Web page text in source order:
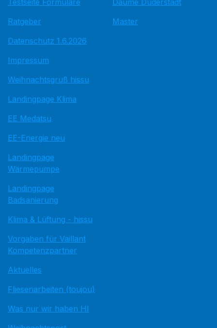
Testseite Formulare
Ratgeber
Datenschutz 1.6.2026
Impressum
Weihnachtsgruß hissu
Landingpage Klima
EE Medatsu
EE-Energie neu
Landingpage
Wärmepumpe
Landingpage
Badsanierung
Klima & Lüftung - hissu
Vorgaben für Vaillant
Kompetenzpartner
Aktuelles
Fliesenarbeiten (toujou)
Was nur wir haben HI
Daume Duderstadt
Master